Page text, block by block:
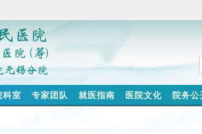
科室 专家团队 就医指南 医院文化 院务公